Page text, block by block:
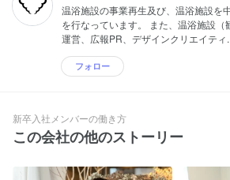
温浴施設の事業再生及び、温浴施設を
を行なっています。 また、温浴施設（
運営、広報PR、デザインクリエイティ
フォロー
新卒入社メンバーの働き方
この会社の他のストーリー